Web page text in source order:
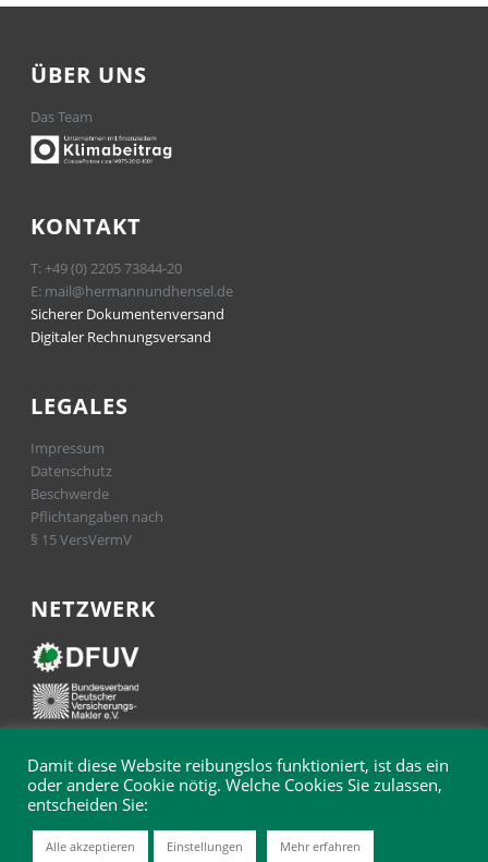
ÜBER UNS
Das Team
KONTAKT
T: +49 (0) 2205 73844-20
E: mail@hermannundhensel.de
Sicherer Dokumentenversand
Digitaler Rechnungsversand
LEGALES
Impressum
Datenschutz
Beschwerde
Pflichtangaben nach
§ 15 VersVermV
NETZWERK
Damit diese Website reibungslos funktioniert, ist das ein
oder andere Cookie nötig. Welche Cookies Sie zulassen,
entscheiden Sie:
Alle akzeptieren Einstellungen Mehr erfahren